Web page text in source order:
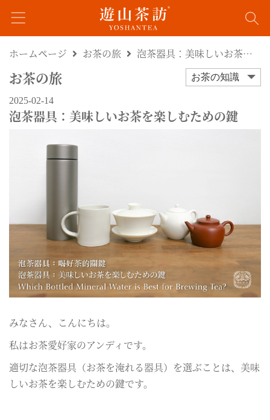
ホームページ お茶の旅 泡茶器具：美味しいお茶を楽しむための鍵
お茶の旅 お茶の知識
2025-02-14
泡茶器具：美味しいお茶を楽しむための鍵
みなさん、こんにちは。
私はお茶愛好家のアンディです。
適切な泡茶器具（お茶を淹れる器具）を選ぶことは、美味
しいお茶を楽しむための鍵です。